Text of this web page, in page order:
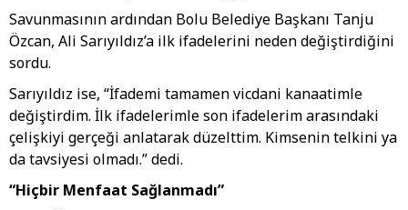
Savunmasının ardından Bolu Belediye Başkanı Tanju
Özcan, Ali Sarıyıldız’a ilk ifadelerini neden değiştirdiğini
sordu.
Sarıyıldız ise, “İfademi tamamen vicdani kanaatimle
değiştirdim. İlk ifadelerimle son ifadelerim arasındaki
çelişkiyi gerçeği anlatarak düzelttim. Kimsenin telkini ya
da tavsiyesi olmadı.” dedi.
“Hiçbir Menfaat Sağlanmadı”